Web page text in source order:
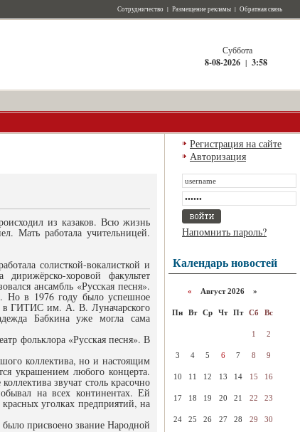
Сотрудничество | Размещение рекламы | Обратная связь
Суббота
8-08-2026 | 3:58
из казаков. Всю жизнь
Мать работала учительницей.
солисткой-вокалисткой и
хоровой факультет
ансамбль «Русская песня».
Но в 1976 году было успешное
в ГИТИС им. А. В. Луначарского
Бабкина уже могла сама
фольклора «Русская песня». В
коллектива, но и настоящим
украшением любого концерта.
звучат столь красочно
на всех континентах. Ей
уголках предприятий, на
присвоено звание Народной
Регистрация на сайте
Авторизация
Напомнить пароль?
Календарь новостей
« Август 2026 »
Пн Вт Ср Чт Пт Сб Вс
1 2
3 4 5 6 7 8 9
10 11 12 13 14 15 16
17 18 19 20 21 22 23
24 25 26 27 28 29 30